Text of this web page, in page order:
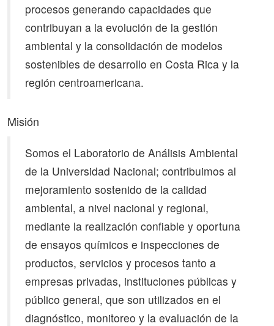
procesos generando capacidades que
contribuyan a la evolución de la gestión
ambiental y la consolidación de modelos
sostenibles de desarrollo en Costa Rica y la
región centroamericana.
Misión
Somos el Laboratorio de Análisis Ambiental
de la Universidad Nacional; contribuimos al
mejoramiento sostenido de la calidad
ambiental, a nivel nacional y regional,
mediante la realización confiable y oportuna
de ensayos químicos e inspecciones de
productos, servicios y procesos tanto a
empresas privadas, instituciones públicas y
público general, que son utilizados en el
diagnóstico, monitoreo y la evaluación de la